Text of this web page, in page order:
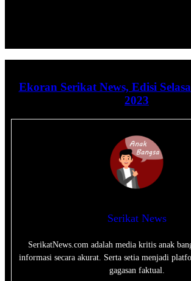
Ekoran Serikat News, Edisi
2023
Serikat News
SerikatNews.com adalah media kritis anak
informasi secara akurat. Serta setia menjadi
gagasan faktual.